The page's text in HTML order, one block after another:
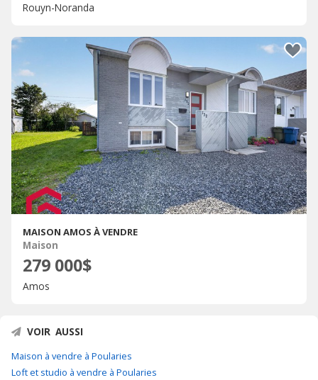
Rouyn-Noranda
MAISON AMOS À VENDRE
Maison
279 000$
Amos
VOIR AUSSI
Maison à vendre à Poularies
Loft et studio à vendre à Poularies